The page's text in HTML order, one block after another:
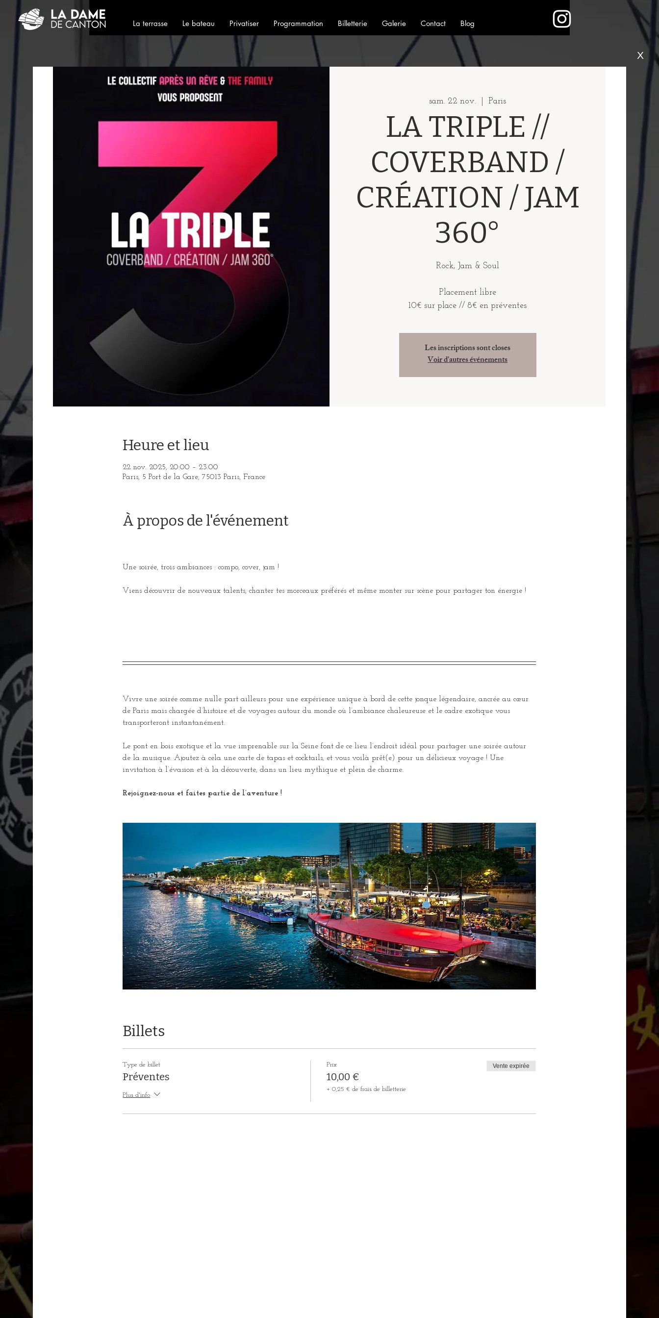
La terrasse Le bateau Privatiser Programmation Billetterie Galerie Contact Blog
X
sam. 22 nov. Paris
LA TRIPLE //
COVERBAND /
CRÉATION / JAM
360°
Rock, Jam & Soul
Placement libre
10€ sur place // 8€ en préventes
Les inscriptions sont closes
Voir d'autres événements
Heure et lieu
22 nov. 2025, 20:00 – 23:00
Paris, 5 Port de la Gare, 75013 Paris, France
À propos de l'événement
Une soirée, trois ambiances : compo, cover, jam !
Viens découvrir de nouveaux talents, chanter tes morceaux préférés et même monter sur scène pour partager ton énergie !
Vivre une soirée comme nulle part ailleurs pour une expérience unique à bord de cette jonque légendaire, ancrée au cœur
de Paris mais chargée d’histoire et de voyages autour du monde où l’ambiance chaleureuse et le cadre exotique vous
transporteront instantanément.
Le pont en bois exotique et la vue imprenable sur la Seine font de ce lieu l’endroit idéal pour partager une soirée autour
de la musique. Ajoutez à cela une carte de tapas et cocktails, et vous voilà prêt(e) pour un délicieux voyage ! Une
invitation à l’évasion et à la découverte, dans un lieu mythique et plein de charme.
Rejoignez-nous et faites partie de l’aventure !
Billets
Type de billet
Préventes
Plus d'info
Prix
10,00 €
+ 0,25 € de frais de billetterie
Vente expirée